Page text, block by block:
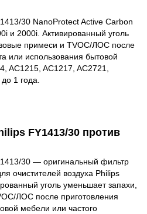
30 NanoProtect Active Carbon
и 2000i. Активированный уголь
примеси и TVOC/ЛОС после
или использования бытовой
AC1215, AC1217, AC2721,
1 года.
FY1413/30 против
30 — оригинальный фильтр
очистителей воздуха Philips
уголь уменьшает запахи,
ЛОС после приготовления
мебели или частого